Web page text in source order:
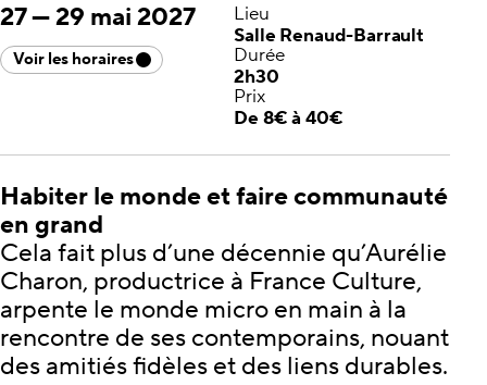
27—29 mai 2027
Voir les horaires
Lieu
Salle Renaud-Barrault
Durée
2h30
Prix
De 8€ à 40€
Habiter le monde et faire communauté
en grand
Cela fait plus d’une décennie qu’Aurélie
Charon, productrice à France Culture,
arpente le monde micro en main à la
rencontre de ses contemporains, nouant
des amitiés fidèles et des liens durables.